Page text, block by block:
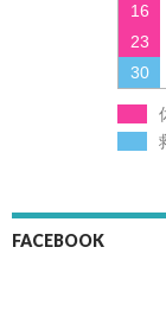
16
23
30
FACEBOOK